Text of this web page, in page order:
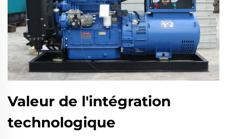
Valeur de l'intégration
technologique